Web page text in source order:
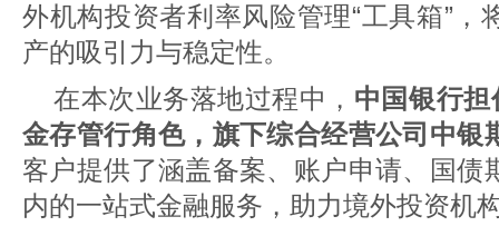
外机构投资者利率风险管理“工具箱”，
产的吸引力与稳定性。
在本次业务落地过程中， 中国银行
金存管行角色，旗下综合经营公司中银
客户提供了涵盖备案、账户申请、国债
内的一站式金融服务，助力境外投资机